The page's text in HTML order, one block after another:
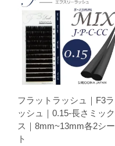
フラットラッシュ｜F3ラ
ッシュ｜0.15-長さミック
ス｜8mm~13mm各2シー
ト